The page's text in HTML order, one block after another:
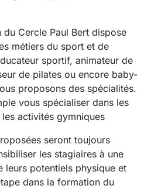
Cercle Paul Bert dispose
métiers du sport et de
sportif, animateur de
de pilates ou encore baby-
proposons des spécialités.
vous spécialiser dans les
activités gymniques
seront toujours
les stagiaires à une
leurs potentiels physique et
dans la formation du